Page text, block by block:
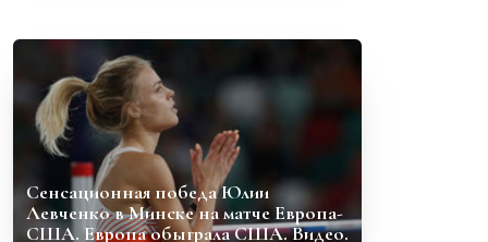
Сенсационная победа Юлии
Левченко в Минске на матче Европа-
США. Европа обыграла США. Видео.